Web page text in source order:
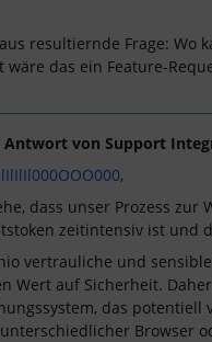
resultiernde Frage: Wo
wäre das ein Feature-
Antwort von Support
,
dass unser Prozess
zeitintensiv ist und
vertrauliche und
Wert auf Sicherheit.
das
Browser